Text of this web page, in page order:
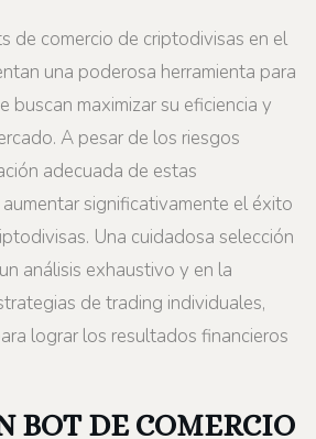
de comercio de criptodivisas en el
una poderosa herramienta para
buscan maximizar su eficiencia y
A pesar de los riesgos
adecuada de estas
significativamente el éxito
Una cuidadosa selección
análisis exhaustivo y en la
de trading individuales,
lograr los resultados financieros
BOT DE COMERCIO